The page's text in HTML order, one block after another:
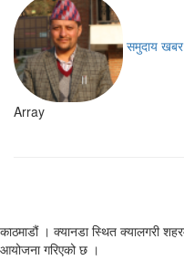
समुदाय खबर
Array
काठमाडौं । क्यानडा स्थित क्यालगरी
आयोजना गरिएको छ ।